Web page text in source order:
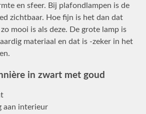
en sfeer. Bij plafondlampen is de
zichtbaar. Hoe fijn is het dan dat
mooi is als deze. De grote lamp is
materiaal en dat is -zeker in het
in zwart met goud
aan interieur